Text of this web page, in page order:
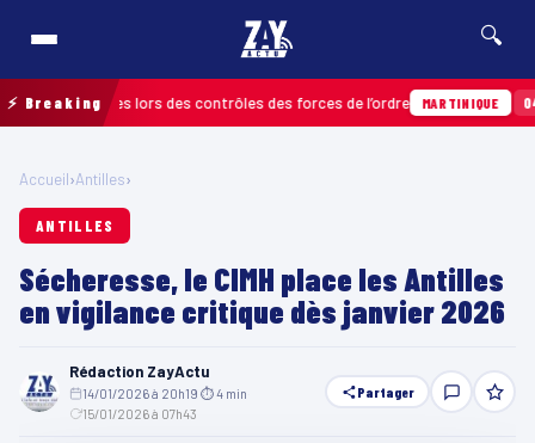
🔍
⚡ Breaking
relevées lors des contrôles des forces de l’ordre MARTINIQUE 04/08 ·
Accueil›Antilles›
ANTILLES
Sécheresse, le CIMH place les Antilles
en vigilance critique dès janvier 2026
Rédaction ZayActu
14/01/2026 à 20h19 ⏱ 4 min
15/01/2026 à 07h43
Partager